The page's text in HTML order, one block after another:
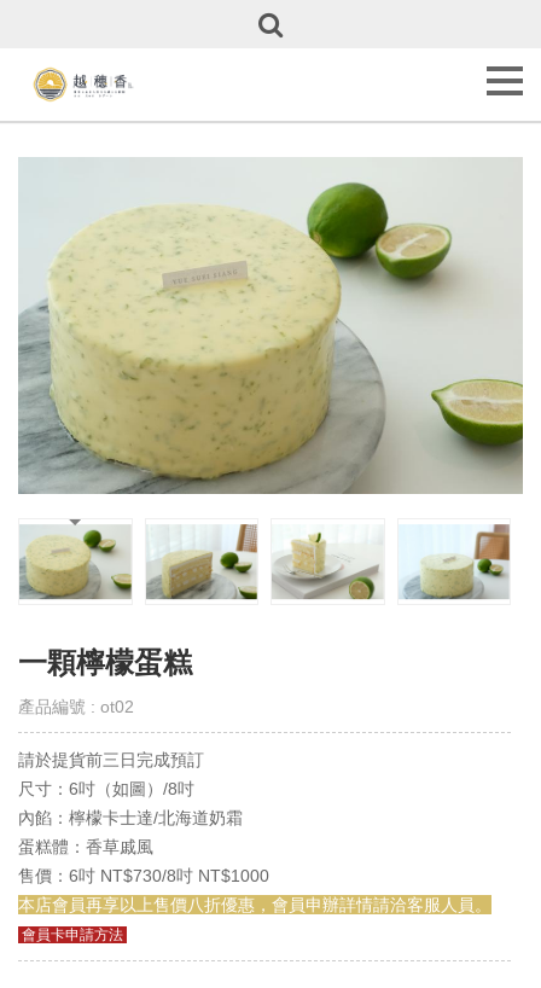
越
穗
香
覽
Our
Cakes
彌
月
專
區
Full
Cakes
取
得
上
會
Get
E-
VIP
購
物
須
知
一顆檸檬蛋糕
產品編號 : ot02
請於提貨前三日完成預訂
尺寸：6吋（如圖）/8吋
內餡：檸檬卡士達/北海道奶霜
蛋糕體：香草戚風
售價：6吋 NT$730/8吋 NT$1000
本店會員再享以上售價八折優惠，會員申辦詳情請洽客服人員。
會員卡申請方法